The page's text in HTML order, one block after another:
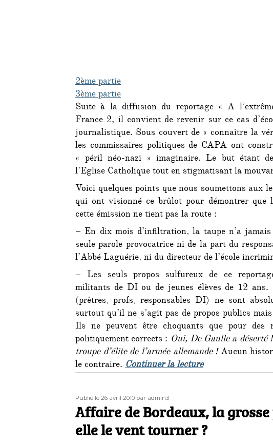
2ème partie
3ème partie
Suite à la diffusion du reportage « A
France 2, il convient de revenir sur ce cas
journalistique. Sous couvert de « connaître la
les commissaires politiques de CAPA ont
« péril néo-nazi » imaginaire. Le but étant
l’Eglise Catholique tout en stigmatisant la
Voici quelques points que nous soumettons aux
qui ont visionné ce brûlot pour démontrer que
cette émission ne tient pas la route :
– En dix mois d’infiltration, la taupe n’a
seule parole provocatrice ni de la part du
l’Abbé Laguérie, ni du directeur de l’école
– Les seuls propos sulfureux de ce
militants de DI ou de jeunes élèves de 12 ans.
(prêtres, profs, responsables DI) ne sont
surtout qu’il ne s’agit pas de propos publics
Ils ne peuvent être choquants que pour des
politiquement corrects : Oui, De Gaulle a
troupe d’élite de l’armée allemande !Aucun
le contraire. Continuer la lecturede « Les Infiltrés
Publié
le
Publié le 26 avril 2010 Auteur
par admin3
Affaire de Bordeaux, la grosse
elle le vent tourner ?